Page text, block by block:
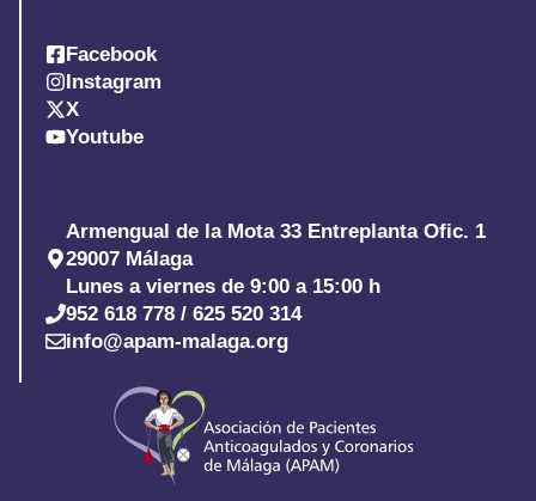
Armengual de la Mota 33 Entreplanta Ofic. 1
29007 Málaga
Lunes a viernes de 9:00 a 15:00 h
952 618 778 / 625 520 314
info@apam-malaga.org
Facebook
Instagram
X
Youtube